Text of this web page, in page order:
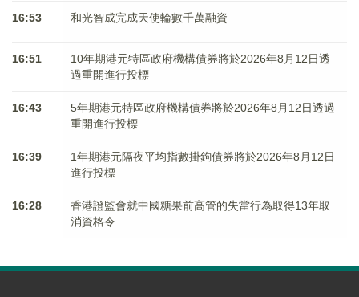
16:53 和光智成完成天使輪數千萬融資
16:51
10年期港元特區政府機構債券將於2026年8月12日透
過重開進行投標
16:43
5年期港元特區政府機構債券將於2026年8月12日透過
重開進行投標
16:39
1年期港元隔夜平均指數掛鉤債券將於2026年8月12日
進行投標
16:28
香港證監會就中國糖果前高管的失當行為取得13年取
消資格令